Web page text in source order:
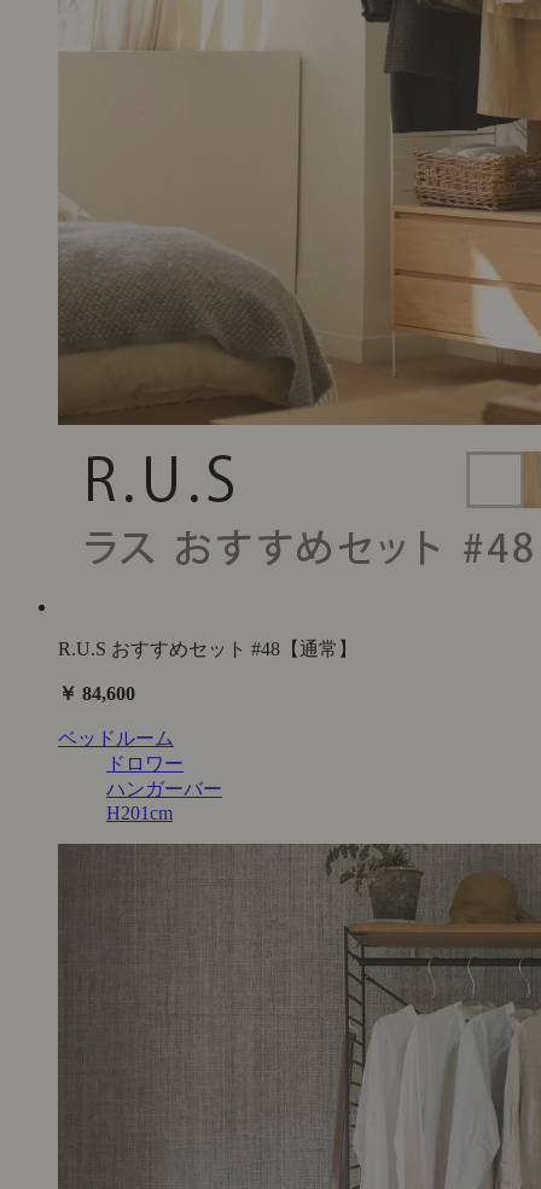
R.U.S おすすめセット #48【通常】
￥ 84,600
ベッドルーム
ドロワー
ハンガーバー
H201cm